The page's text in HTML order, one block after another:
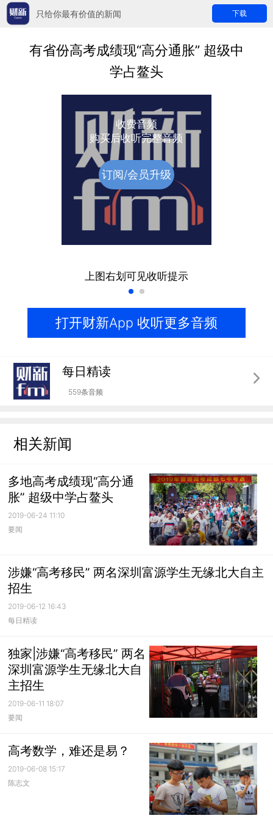
只给你最有价值的新闻 下载
有省份高考成绩现“高分通胀” 超级中
学占鳌头
收费音频
购买后收听完整音频
订阅/会员升级
上图右划可见收听提示
打开财新App 收听更多音频
每日精读
559条音频
相关新闻
多地高考成绩现“高分通
胀” 超级中学占鳌头
2019-06-24 11:10
要闻
涉嫌“高考移民” 两名深圳富源学生无缘北大自主
招生
2019-06-12 16:43
每日精读
独家|涉嫌“高考移民” 两名
深圳富源学生无缘北大自
主招生
2019-06-11 18:07
要闻
高考数学，难还是易？
2019-06-08 15:17
陈志文